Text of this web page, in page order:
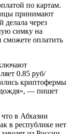
по картам.
принимают
через
симку на
сможете оплатить
0.85 руб/
криптофермы
дождя», — пишет
в Абхазии
в республике нет